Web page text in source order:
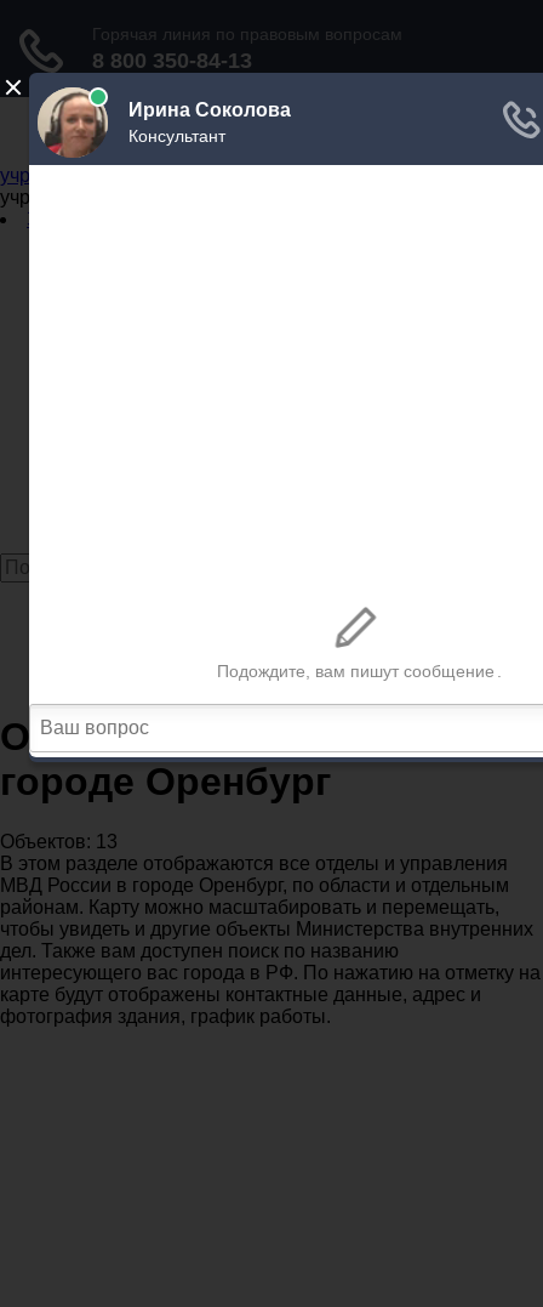
Не официальный справочник государственных
учреждений
учреждений
Задать вопрос юристу
Отделения полиции МВД в городе Оренбург
Отделения полиции МВД в
городе Оренбург
Объектов: 13
В этом разделе отображаются все отделы и управления
МВД России в городе Оренбург, по области и отдельным
районам. Карту можно масштабировать и перемещать,
чтобы увидеть и другие объекты Министерства внутренних
дел. Также вам доступен поиск по названию
интересующего вас города в РФ. По нажатию на отметку на
карте будут отображены контактные данные, адрес и
фотография здания, график работы.